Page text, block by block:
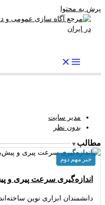
پرش به محتوا
مدیر سایت
بدون نظر
مطالب ▼
اندازه‌گیری سرعت پیری و
خبر مهم دوم